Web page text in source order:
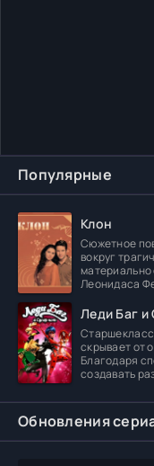
Популярные
Клон
Сюжетное
вокруг
материально
Леонидаса
Леди Баг и
скрывает от
Благодаря
создавать
Обновления